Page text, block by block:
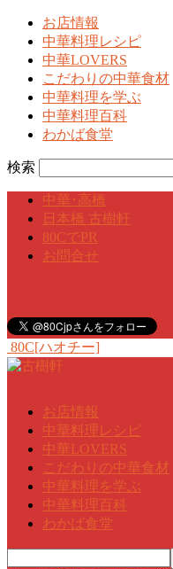
お店情報
中華料理レシピ
中華LOVERS
こだわりの中華食材
中華料理を学ぶ
中華料理百科
わかば食堂
検索
中華･高橋
日本橋 古樹軒
80CでPR
お問合せ
80C[ハオチー]
お店情報
中華料理レシピ
中華LOVERS
こだわりの中華食材
中華料理を学ぶ
中華料理百科
わかば食堂